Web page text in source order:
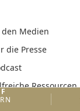
Medien
die Presse
Ressourcen